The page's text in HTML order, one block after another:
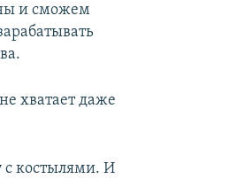
и сможем
хватает даже
с костылями. И